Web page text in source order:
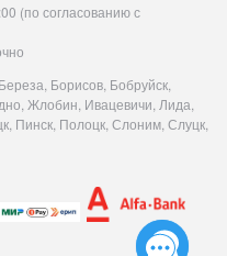
(по согласованию с
Борисов, Бобруйск,
Жлобин, Ивацевичи, Лида,
Пинск, Полоцк, Слоним, Слуцк,